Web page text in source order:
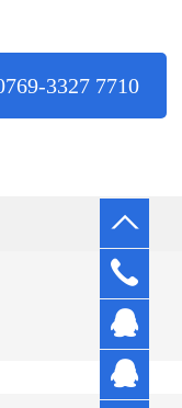
3327 7710
0769-
3327
孔先